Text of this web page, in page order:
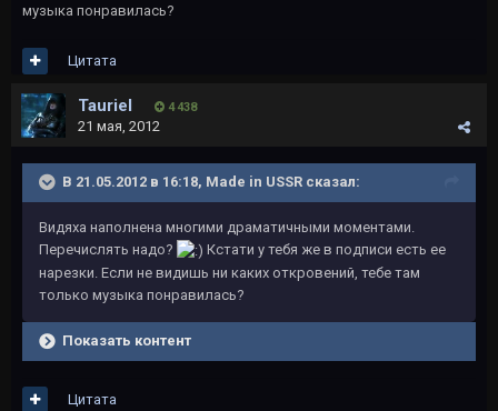
музыка понравилась?
Цитата
Tauriel 4 438
21 мая, 2012
В 21.05.2012 в 16:18, Made in USSR сказал:
Видяха наполнена многими драматичными моментами.
Перечислять надо?
Кстати у тебя же в подписи есть ее
нарезки. Если не видишь ни каких откровений, тебе там
только музыка понравилась?
Показать контент
Цитата